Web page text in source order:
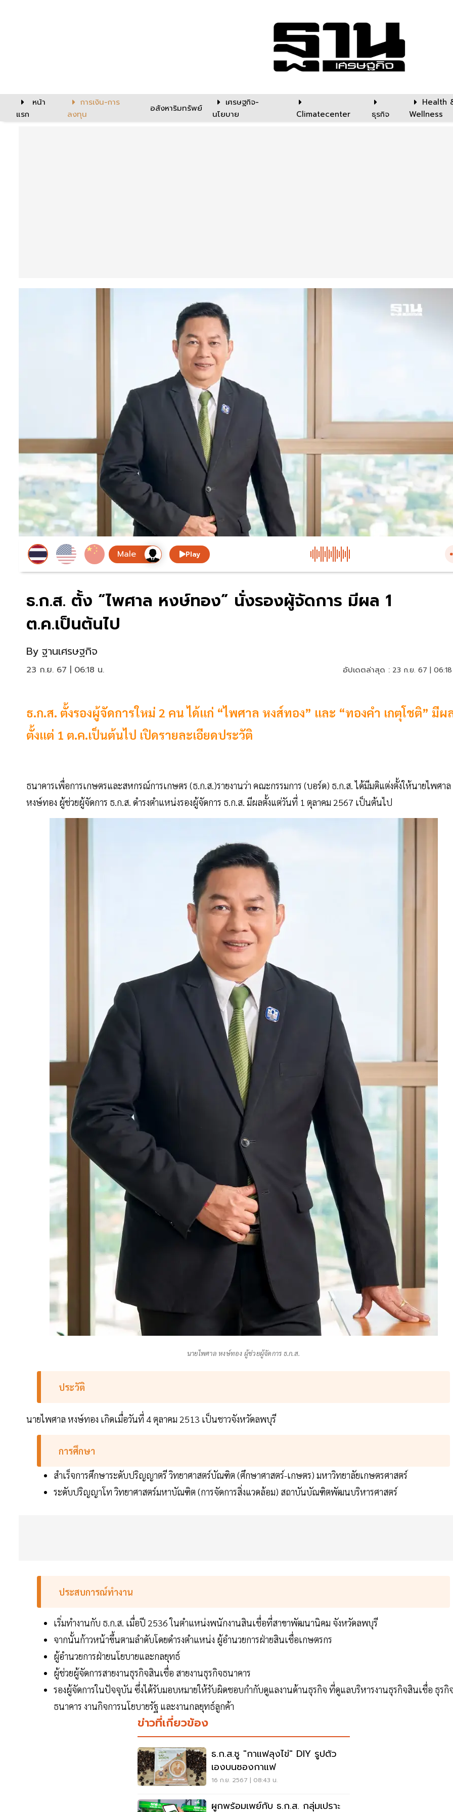
หน้า
แรก
การเงิน-การ
ลงทุน
อสังหาริมทรัพย์
เศรษฐกิจ-
นโยบาย
Climatecenter ธุรกิจ
Health
Wellness
Play
ธ.ก.ส. ตั้ง “ไพศาล หงษ์ทอง” นั่งรองผู้จัดการ มีผล 1
ต.ค.เป็นต้นไป
By ฐานเศรษฐกิจ
23 ก.ย. 67 | 06:18 น. อัปเดตล่าสุด : 23 ก.ย. 67 |
ธ.ก.ส. ตั้งรองผู้จัดการใหม่ 2 คน ได้แก่ “ไพศาล หงส์ทอง” และ “ทองคำ เกตุโชติ” มีผ
ตั้งแต่ 1 ต.ค.เป็นต้นไป เปิดรายละเอียดประวัติ
ธนาคารเพื่อการเกษตรและสหกรณ์การเกษตร (ธ.ก.ส.)รายงานว่า คณะกรรมการ (บอร์ด) ธ.ก.ส. ได้มีมติแต่งตั้งให้นายไพศาล
หงษ์ทอง ผู้ช่วยผู้จัดการ ธ.ก.ส. ดำรงตำแหน่งรองผู้จัดการ ธ.ก.ส. มีผลตั้งแต่วันที่ 1 ตุลาคม 2567 เป็นต้นไป
นายไพศาล หงษ์ทอง ผู้ช่วยผู้จัดการ ธ.ก.ส.
ประวัติ
นายไพศาล หงษ์ทอง เกิดเมื่อวันที่ 4 ตุลาคม 2513 เป็นชาวจังหวัดลพบุรี
การศึกษา
สำเร็จการศึกษาระดับปริญญาตรี วิทยาศาสตร์บัณฑิต (ศึกษาศาสตร์-เกษตร) มหาวิทยาลัยเกษตรศาสตร์
ระดับปริญญาโท วิทยาศาสตร์มหาบัณฑิต (การจัดการสิ่งแวดล้อม) สถาบันบัณฑิตพัฒนบริหารศาสตร์
ประสบการณ์ทำงาน
เริ่มทำงานกับ ธ.ก.ส. เมื่อปี 2536 ในตำแหน่งพนักงานสินเชื่อที่สาขาพัฒนานิคม จังหวัดลพบุรี
จากนั้นก้าวหน้าขึ้นตามลำดับโดยดำรงตำแหน่ง ผู้อำนวยการฝ่ายสินเชื่อเกษตรกร
ผู้อำนวยการฝ่ายนโยบายและกลยุทธ์
ผู้ช่วยผู้จัดการสายงานธุรกิจสินเชื่อ สายงานธุรกิจธนาคาร
รองผู้จัดการในปัจจุบัน ซึ่งได้รับมอบหมายให้รับผิดชอบกำกับดูแลงานด้านธุรกิจ ที่ดูแลบริหารงานธุรกิจสินเชื่อ ธุรกิ
ธนาคาร งานกิจการนโยบายรัฐ และงานกลยุทธ์ลูกค้า
ข่าวที่เกี่ยวข้อง
ธ.ก.ส.ชู "กาแฟลุงไข่" DIY รูปตัว
เองบนซองกาแฟ
16 ก.ย. 2567 | 08:43 น.
ผูกพร้อมเพย์กับ ธ.ก.ส. กลุ่มเปราะ